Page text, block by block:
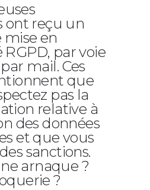
ont reçu un
en
par voie
mail. Ces
que
pas la
relative à
des données
et que vous
sanctions.
arnaque ?
?